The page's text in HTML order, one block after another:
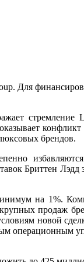
Для
стремление
брендов.
Бриттен Лэдд
на 1%.
крупных продаж
новой
операционным